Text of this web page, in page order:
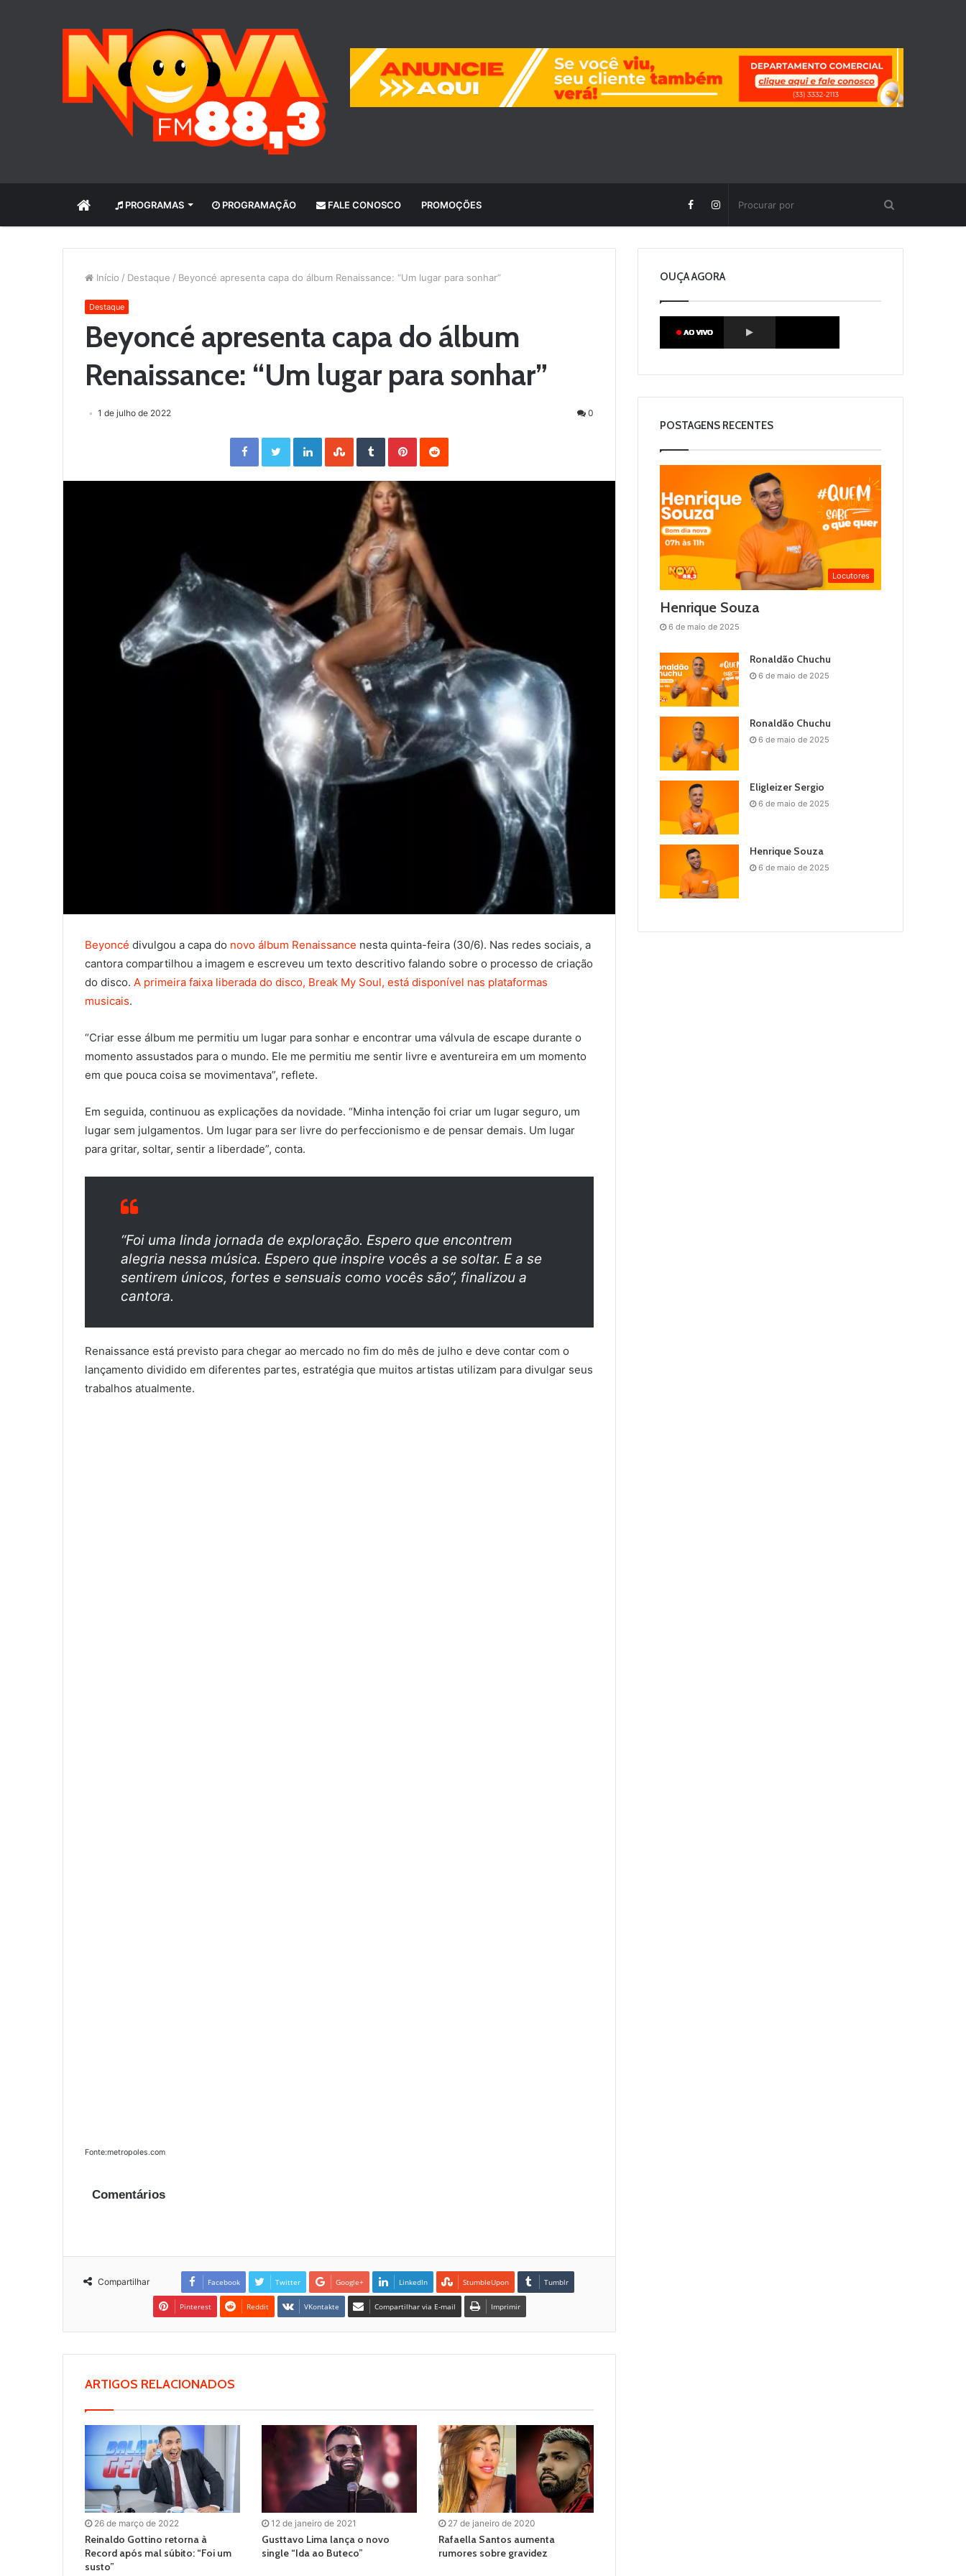
INÍCIO PROGRAMAS PROGRAMAÇÃO FALE CONOSCO PROMOÇÕES
Início / Destaque / Beyoncé apresenta capa do álbum Renaissance: “Um lugar para sonhar”
Destaque
Beyoncé apresenta capa do álbum
Renaissance: “Um lugar para sonhar”
1 de julho de 2022 0
Facebook Twitter LinkedIn StumbleUpon Tumblr Pinterest
Beyoncé divulgou a capa do novo álbum Renaissance nesta quinta-feira (30/6). Nas redes sociais, a
cantora compartilhou a imagem e escreveu um texto descritivo falando sobre o processo de criação
do disco. A primeira faixa liberada do disco, Break My Soul, está disponível nas plataformas
musicais.
“Criar esse álbum me permitiu um lugar para sonhar e encontrar uma válvula de escape durante o
momento assustados para o mundo. Ele me permitiu me sentir livre e aventureira em um momento
em que pouca coisa se movimentava”, reflete.
Em seguida, continuou as explicações da novidade. “Minha intenção foi criar um lugar seguro, um
lugar sem julgamentos. Um lugar para ser livre do perfeccionismo e de pensar demais. Um lugar
para gritar, soltar, sentir a liberdade”, conta.
“Foi uma linda jornada de exploração. Espero que encontrem
alegria nessa música. Espero que inspire vocês a se soltar. E a se
sentirem únicos, fortes e sensuais como vocês são”, finalizou a
cantora.
Renaissance está previsto para chegar ao mercado no fim do mês de julho e deve contar com o
lançamento dividido em diferentes partes, estratégia que muitos artistas utilizam para divulgar seus
trabalhos atualmente.
Fonte:metropoles.com
Comentários
Compartilhar Facebook Twitter Google+ LinkedIn StumbleUpon Tumblr
Pinterest Reddit VKontakte Compartilhar via E-mail Imprimir
ARTIGOS RELACIONADOS
26 de março de 2022
Reinaldo Gottino retorna à
Record após mal súbito: “Foi um
susto”
12 de janeiro de 2021
Gusttavo Lima lança o novo
single “Ida ao Buteco”
27 de janeiro de 2020
Rafaella Santos aumenta
rumores sobre gravidez
OUÇA AGORA
POSTAGENS RECENTES
Locutores
Henrique Souza
6 de maio de 2025
Ronaldão Chuchu
6 de maio de 2025
Ronaldão Chuchu
6 de maio de 2025
Eligleizer Sergio
6 de maio de 2025
Henrique Souza
6 de maio de 2025